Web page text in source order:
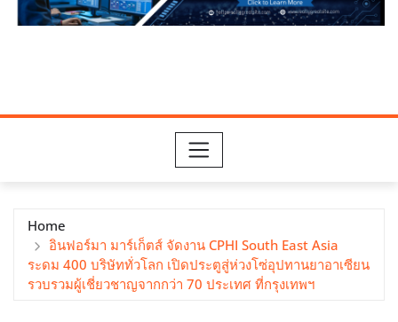
Home
อินฟอร์มา มาร์เก็ตส์ จัดงาน CPHI South East Asia
ระดม 400 บริษัททั่วโลก เปิดประตูสู่ห่วงโซ่อุปทานยาอาเซียน
รวบรวมผู้เชี่ยวชาญจากกว่า 70 ประเทศ ที่กรุงเทพฯ